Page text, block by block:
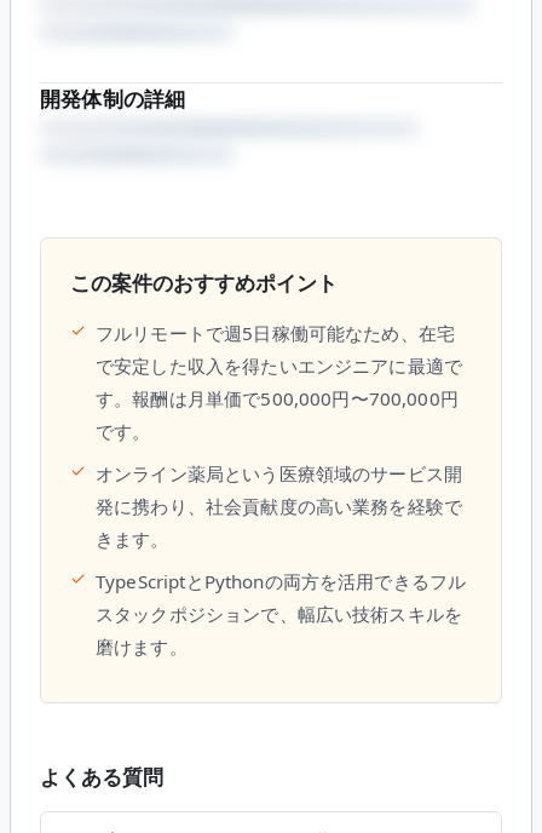
開発体制の詳細
この案件のおすすめポイント
✓ フルリモートで週5日稼働可能なため、在宅
で安定した収入を得たいエンジニアに最適で
す。報酬は月単価で500,000円〜700,000円
です。
✓ オンライン薬局という医療領域のサービス開
発に携わり、社会貢献度の高い業務を経験で
きます。
✓ TypeScriptとPythonの両方を活用できるフル
スタックポジションで、幅広い技術スキルを
磨けます。
よくある質問